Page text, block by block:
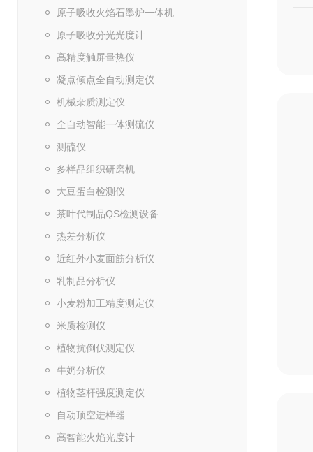
原子吸收火焰石墨炉一体机
原子吸收分光光度计
高精度触屏量热仪
凝点倾点全自动测定仪
机械杂质测定仪
全自动智能一体测硫仪
测硫仪
多样品组织研磨机
大豆蛋白检测仪
茶叶代制品QS检测设备
热差分析仪
近红外小麦面筋分析仪
乳制品分析仪
小麦粉加工精度测定仪
米质检测仪
植物抗倒伏测定仪
牛奶分析仪
植物茎杆强度测定仪
自动顶空进样器
高智能火焰光度计